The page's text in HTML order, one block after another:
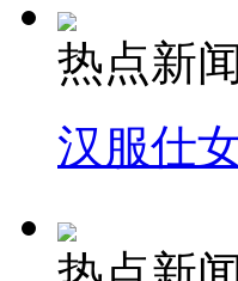
热点新闻
汉服仕